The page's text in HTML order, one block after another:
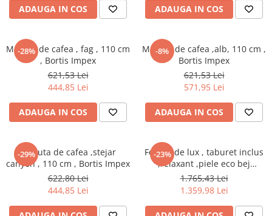
Set mobilier Living
Tabureti
Seturi dormitoare complete
pentru pat
ADAUGA IN COS ADAUGA IN COS
-28%
Masuta de cafea , fag , 110 cm
, Bortis Impex
621,53 Lei
444,85 Lei
ADAUGA IN COS
-8%
Masuta de cafea ,alb, 110 cm ,
Bortis Impex
621,53 Lei
571,95 Lei
ADAUGA IN COS
-29%
Masuta de cafea ,stejar
canyon , 110 cm , Bortis Impex
622,80 Lei
444,85 Lei
-23%
Fotoliu de lux , taburet inclus
,relaxant ,piele eco bej
,reglabil, suport pentru
picioare
1.765,43 Lei
1.359,98 Lei